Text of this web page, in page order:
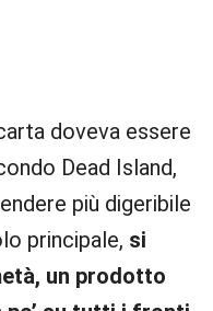
doveva essere
Dead Island,
più digeribile
principale, si
un prodotto